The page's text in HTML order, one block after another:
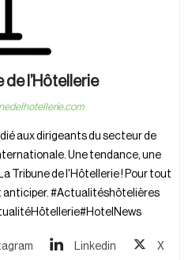
de l’Hôtellerie
aux dirigeants du secteur de
Une tendance, une
Tribune de l'Hôtellerie ! Pour tout
#Actualitéshôtelières
Linkedin X